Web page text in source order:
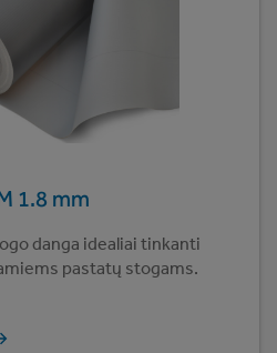
1.8 mm
danga idealiai tinkanti
pastatų stogams.